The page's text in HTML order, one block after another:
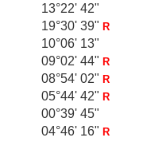
13°22' 42"
19°30' 39"R
10°06' 13"
09°02' 44"R
08°54' 02"R
05°44' 42"R
00°39' 45"
04°46' 16"R